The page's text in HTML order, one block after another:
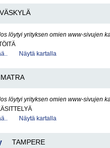
löytyi yrityksen omien www-sivujen
Näytä kartalla
löytyi yrityksen omien www-sivujen
Näytä kartalla
TAMPERE